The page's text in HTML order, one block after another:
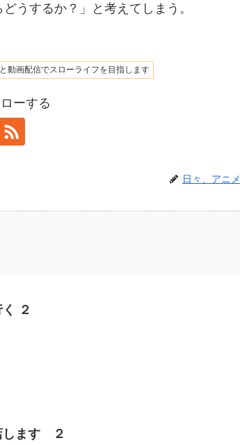
うするか？」と考えてしまう。
動画配信でスローライフを目指します
ーする
日々、アニメ
２
します ２